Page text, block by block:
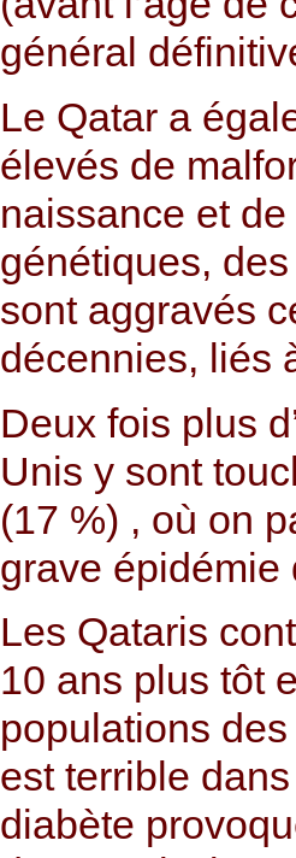
général
Le Qatar a
élevés de
naissance et
génétiques,
sont aggravés
décennies, liés
Deux fois plus
Unis y sont
(17 %) , où on
grave épidémie
Les Qataris
10 ans plus tôt
populations
est terrible
diabète